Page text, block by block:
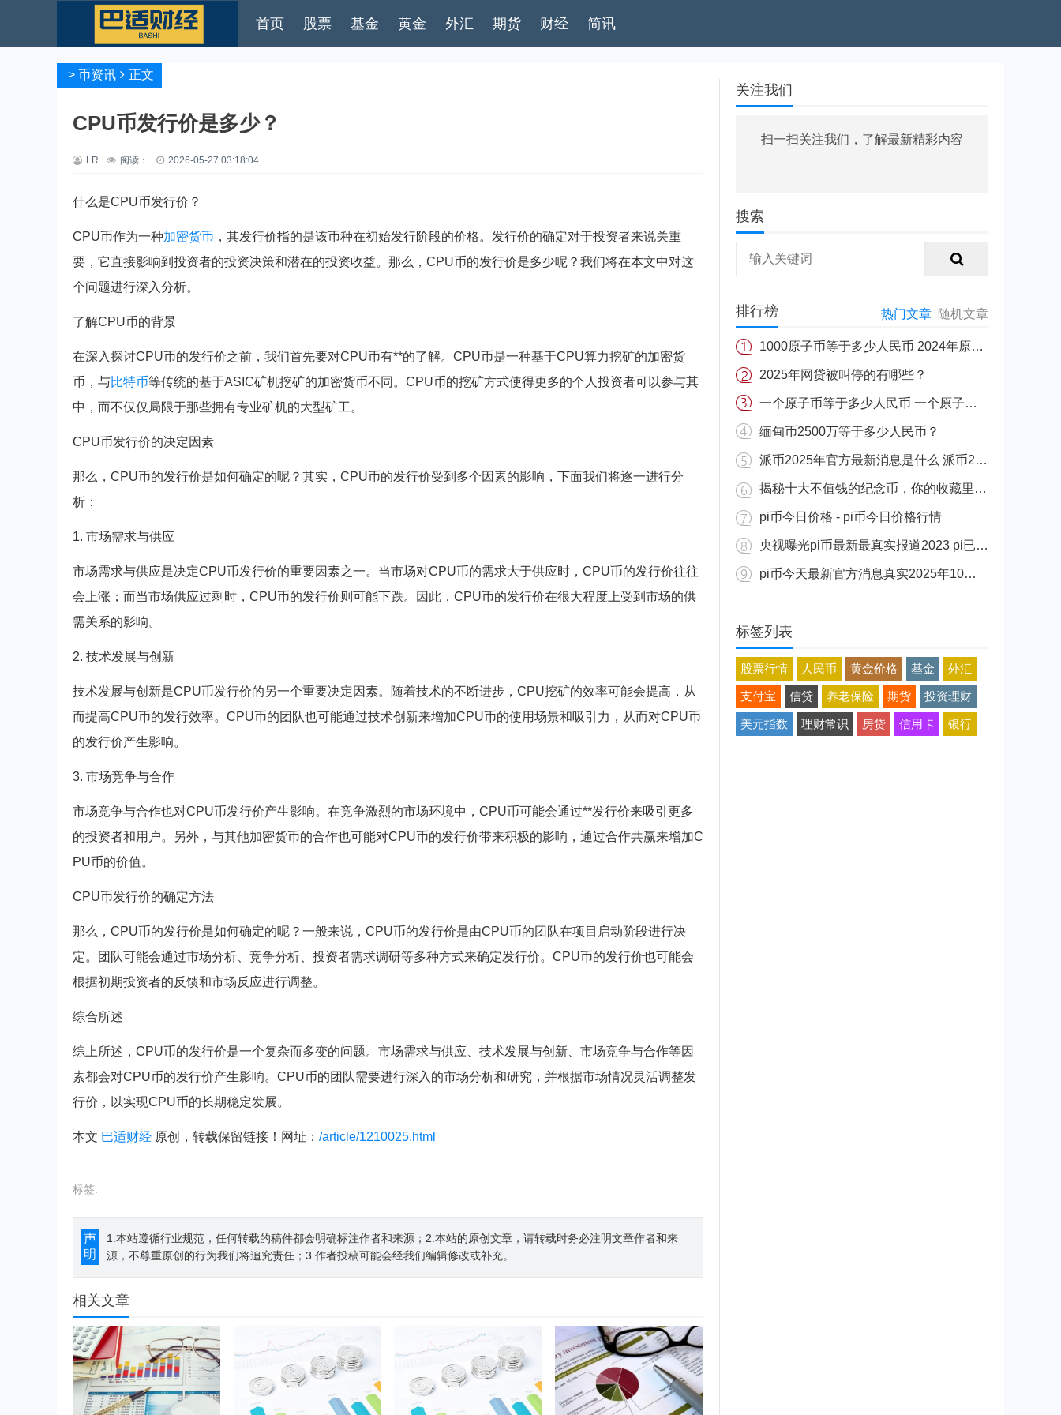
首页 股票 基金 黄金 外汇 期货 财经 简讯
> 币资讯 正文
CPU币发行价是多少？
LR 阅读： 2026-05-27 03:18:04
什么是CPU币发行价？
CPU币作为一种加密货币 ，其发行价指的是该币种在初始发行阶段的价格。发行价的确定对于投资者来说关重
要，它直接影响到投资者的投资决策和潜在的投资收益。那么，CPU币的发行价是多少呢？我们将在本文中对这
个问题进行深入分析。
了解CPU币的背景
在深入探讨CPU币的发行价之前，我们首先要对CPU币有**的了解。CPU币是一种基于CPU算力挖矿的加密货
币，与比特币等传统的基于ASIC矿机挖矿的加密货币不同。CPU币的挖矿方式使得更多的个人投资者可以参与其
中，而不仅仅局限于那些拥有专业矿机的大型矿工。
CPU币发行价的决定因素
那么，CPU币的发行价是如何确定的呢？其实，CPU币的发行价受到多个因素的影响，下面我们将逐一进行分
析：
1. 市场需求与供应
市场需求与供应是决定CPU币发行价的重要因素之一。当市场对CPU币的需求大于供应时，CPU币的发行价往往
会上涨；而当市场供应过剩时，CPU币的发行价则可能下跌。因此，CPU币的发行价在很大程度上受到市场的供
需关系的影响。
2. 技术发展与创新
技术发展与创新是CPU币发行价的另一个重要决定因素。随着技术的不断进步，CPU挖矿的效率可能会提高，从
而提高CPU币的发行效率。CPU币的团队也可能通过技术创新来增加CPU币的使用场景和吸引力，从而对CPU币
的发行价产生影响。
3. 市场竞争与合作
市场竞争与合作也对CPU币发行价产生影响。在竞争激烈的市场环境中，CPU币可能会通过**发行价来吸引更多
的投资者和用户。另外，与其他加密货币的合作也可能对CPU币的发行价带来积极的影响，通过合作共赢来增加C
PU币的价值。
CPU币发行价的确定方法
那么，CPU币的发行价是如何确定的呢？一般来说，CPU币的发行价是由CPU币的团队在项目启动阶段进行决
定。团队可能会通过市场分析、竞争分析、投资者需求调研等多种方式来确定发行价。CPU币的发行价也可能会
根据初期投资者的反馈和市场反应进行调整。
综合所述
综上所述，CPU币的发行价是一个复杂而多变的问题。市场需求与供应、技术发展与创新、市场竞争与合作等因
素都会对CPU币的发行价产生影响。CPU币的团队需要进行深入的市场分析和研究，并根据市场情况灵活调整发
行价，以实现CPU币的长期稳定发展。
本文 巴适财经 原创，转载保留链接！网址： /article/1210025.html
标签:
声
明
1.本站遵循行业规范，任何转载的稿件都会明确标注作者和来源；2.本站的原创文章，请转载时务必注明文章作者和来
源，不尊重原创的行为我们将追究责任；3.作者投稿可能会经我们编辑修改或补充。
相关文章
关注我们
扫一扫关注我们，了解最新精彩内容
搜索
排行榜 热门文章 随机文章
1000原子币等于多少人民币 2024年原子币最新价格介绍一览
2025年网贷被叫停的有哪些？
一个原子币等于多少人民币 一个原子币价格介绍
缅甸币2500万等于多少人民币？
派币2025年官方最新消息是什么 派币2025年官方最新消息真实分享
揭秘十大不值钱的纪念币，你的收藏里有吗？
pi币今日价格 - pi币今日价格行情
央视曝光pi币最新最真实报道2023 pi已经成功了是真的吗（假的）
pi币今天最新官方消息真实2025年10月 派币今天最新消息介绍
标签列表
股票行情 人民币 黄金价格 基金 外汇
支付宝 信贷 养老保险 期货 投资理财
美元指数 理财常识 房贷 信用卡 银行